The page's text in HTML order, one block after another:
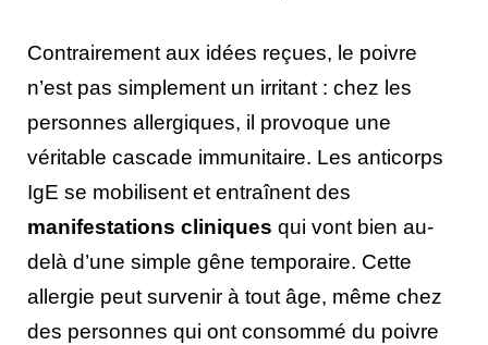
Contrairement aux idées reçues, le poivre
n’est pas simplement un irritant : chez les
personnes allergiques, il provoque une
véritable cascade immunitaire. Les anticorps
IgE se mobilisent et entraînent des
manifestations cliniques qui vont bien au-
delà d’une simple gêne temporaire. Cette
allergie peut survenir à tout âge, même chez
des personnes qui ont consommé du poivre